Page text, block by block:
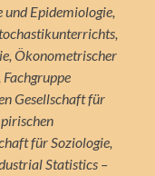
Epidemiologie,
Ökonometrischer
Gesellschaft für
für Soziologie,
Statistics –